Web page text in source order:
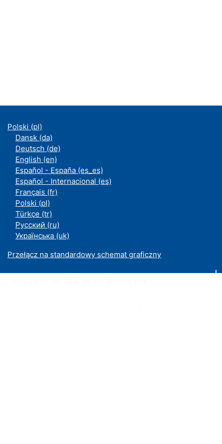
Polski ‎(pl)‎
Dansk ‎(da)‎
Deutsch ‎(de)‎
English ‎(en)‎
Español - España ‎(es_es)‎
Español - Internacional ‎(es)‎
Français ‎(fr)‎
Polski ‎(pl)‎
Türkçe ‎(tr)‎
Русский ‎(ru)‎
Українська ‎(uk)‎
Przełącz na standardowy schemat graficzny